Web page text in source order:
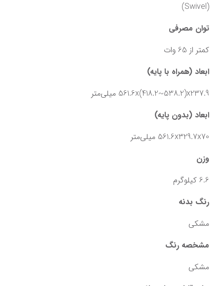
(Swivel)
توان مصرفی
کمتر از 65 وات
ابعاد (همراه با پایه)
561.6x(418.2~538.2)x237.9 میلی‌متر
ابعاد (بدون پایه)
561.6x329.7x70 میلی‌متر
وزن
6.6 کیلوگرم
رنگ بدنه
مشکی
مشخصه رنگ
مشکی